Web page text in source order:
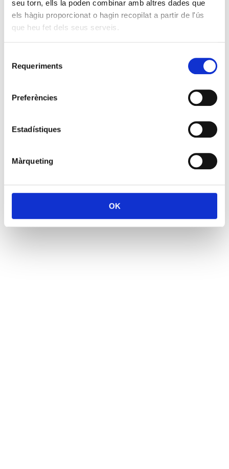
seu torn, ells la poden combinar amb altres dades que
els hàgiu proporcionat o hagin recopilat a partir de l'ús
que heu fet dels seus serveis.
Requeriments
Preferències
Estadístiques
Màrqueting
OK